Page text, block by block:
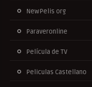
NewPelis org
Paraveronline
Película de TV
Peliculas Castellano